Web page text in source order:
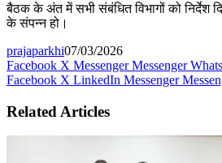
बैठक के अंत में सभी संबंधित विभागों को निर्देश
के संपन्न हो।
prajaparkhi07/03/2026
Facebook X Messenger Messenger
Facebook X LinkedIn Messenger
Related Articles